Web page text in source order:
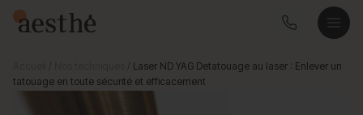
Laser ND YAG Detatouage au laser : Enlever un
tatouage en toute sécurité et efficacement